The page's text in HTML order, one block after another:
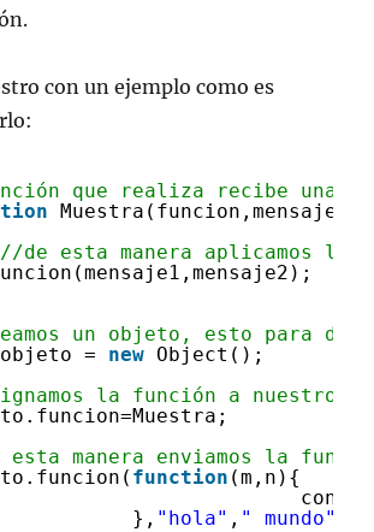
con un ejemplo como es
que realiza recibe una
//de esta manera aplicamos los
un objeto, esto para
objeto = new Object();
la función a nuestro
esta manera enviamos la
function (m,n){
}, "hola" , " mundo"